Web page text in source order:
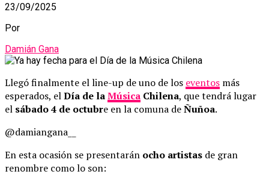
23/09/2025
Por
Damián Gana
Llegó finalmente el line-up de uno de los eventos más
esperados, elDía de laMúsica Chilena, que tendrá lugar
el sábado 4 de octubre en la comuna deÑuñoa.
@damiangana__
En esta ocasión se presentarán ocho artistas de gran
renombre como lo son: